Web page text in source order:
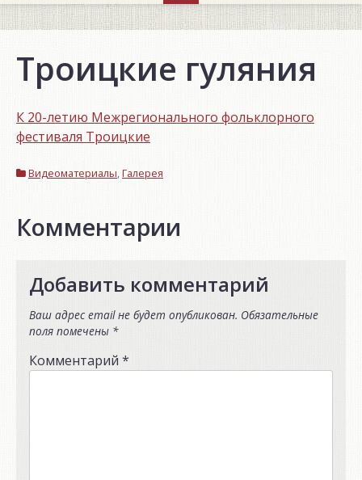
Троицкие гуляния
К 20-летию Межрегионального фольклорного
фестиваля Троицкие
Видеоматериалы,Галерея
Комментарии
Добавить комментарий
Ваш адрес email не будет опубликован. Обязательные
поля помечены *
Комментарий *